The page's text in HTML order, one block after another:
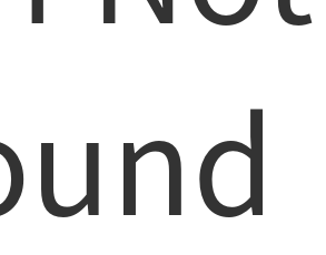
太阳’，也推动中国的超导
20年。”中科院合肥物质科
、等离子体物理研究所所长
今中国已成为世界上超导材